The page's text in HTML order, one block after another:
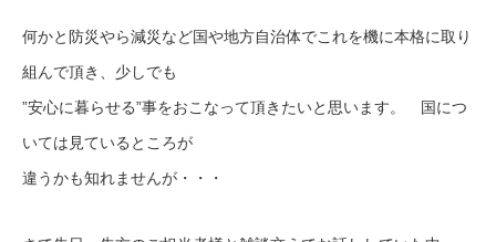
何かと防災やら減災など国や地方自治体でこれを機に本格に取り
組んで頂き、少しでも
”安心に暮らせる”事をおこなって頂きたいと思います。 国につ
いては見ているところが
違うかも知れませんが・・・